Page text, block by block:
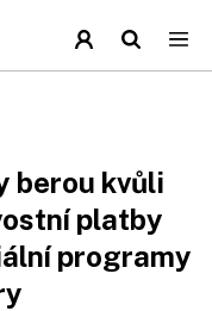
berou kvůli
platby
programy